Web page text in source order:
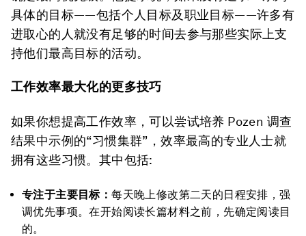
具体的目标——包括个人目标及职业目标——许多有
进取心的人就没有足够的时间去参与那些实际上支
持他们最高目标的活动。
工作效率最大化的更多技巧
如果你想提高工作效率，可以尝试培养 Pozen 调查
结果中示例的“习惯集群”，效率最高的专业人士就
拥有这些习惯。其中包括:
专注于主要目标：每天晚上修改第二天的日程安排，强
调优先事项。在开始阅读长篇材料之前，先确定阅读目
的。